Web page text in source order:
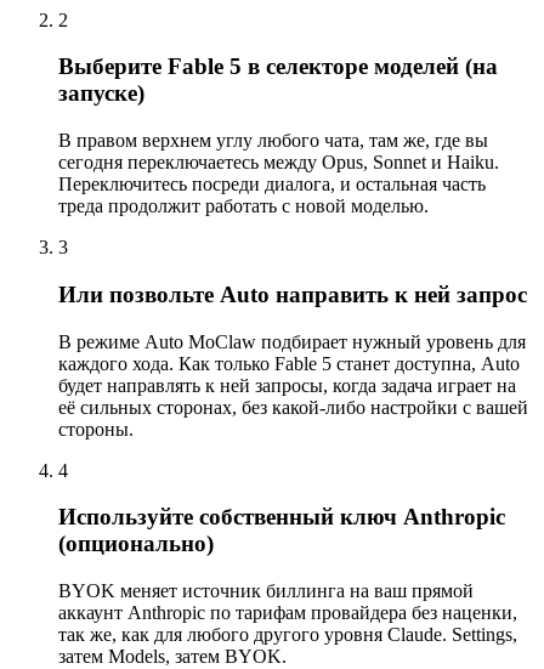
2
Выберите Fable 5 в селекторе моделей (на
запуске)
В правом верхнем углу любого чата, там же, где вы
сегодня переключаетесь между Opus, Sonnet и Haiku.
Переключитесь посреди диалога, и остальная часть
треда продолжит работать с новой моделью.
3
Или позвольте Auto направить к ней запрос
В режиме Auto MoClaw подбирает нужный уровень для
каждого хода. Как только Fable 5 станет доступна, Auto
будет направлять к ней запросы, когда задача играет на
её сильных сторонах, без какой-либо настройки с вашей
стороны.
4
Используйте собственный ключ Anthropic
(опционально)
BYOK меняет источник биллинга на ваш прямой
аккаунт Anthropic по тарифам провайдера без наценки,
так же, как для любого другого уровня Claude. Settings,
затем Models, затем BYOK.